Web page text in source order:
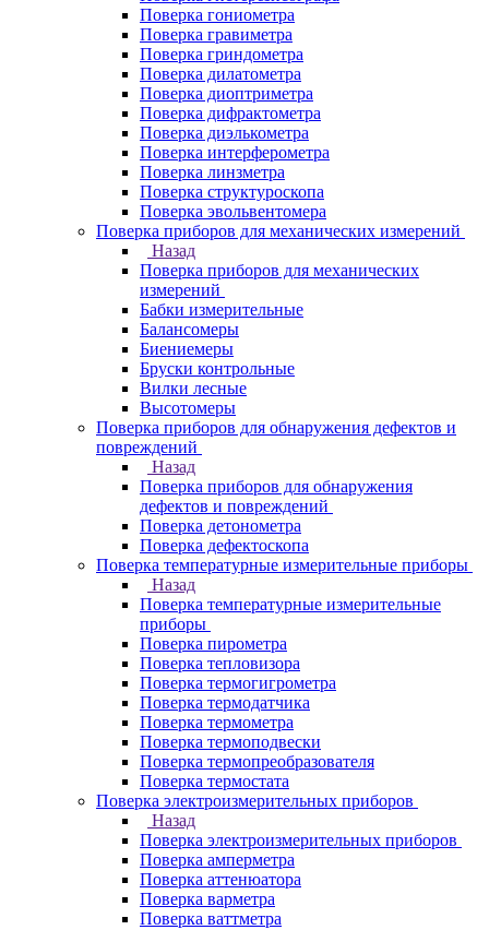
Поверка гониометра
Поверка гравиметра
Поверка гриндометра
Поверка дилатометра
Поверка диоптриметра
Поверка дифрактометра
Поверка диэлькометра
Поверка интерферометра
Поверка линзметра
Поверка структуроскопа
Поверка эвольвентомера
Поверка приборов для механических измерений
Назад
Поверка приборов для механических
измерений
Бабки измерительные
Балансомеры
Биениемеры
Бруски контрольные
Вилки лесные
Высотомеры
Поверка приборов для обнаружения дефектов и
повреждений
Назад
Поверка приборов для обнаружения
дефектов и повреждений
Поверка детонометра
Поверка дефектоскопа
Поверка температурные измерительные приборы
Назад
Поверка температурные измерительные
приборы
Поверка пирометра
Поверка тепловизора
Поверка термогигрометра
Поверка термодатчика
Поверка термометра
Поверка термоподвески
Поверка термопреобразователя
Поверка термостата
Поверка электроизмерительных приборов
Назад
Поверка электроизмерительных приборов
Поверка амперметра
Поверка аттенюатора
Поверка варметра
Поверка ваттметра